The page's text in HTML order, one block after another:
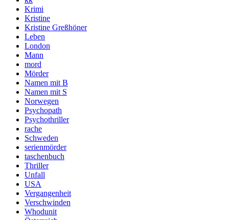
Krimi
Kristine
Kristine Greßhöner
Leben
London
Mann
mord
Mörder
Namen mit B
Namen mit S
Norwegen
Psychopath
Psychothriller
rache
Schweden
serienmörder
taschenbuch
Thriller
Unfall
USA
Vergangenheit
Verschwinden
Whodunit